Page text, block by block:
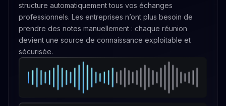
structure automatiquement tous vos échanges
professionnels. Les entreprises n’ont plus besoin de
prendre des notes manuellement : chaque réunion
devient une source de connaissance exploitable et
sécurisée.